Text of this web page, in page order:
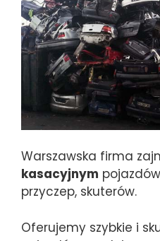
Warszawska firma
kasacyjnym
przyczep, skuterów.
Oferujemy szybkie i